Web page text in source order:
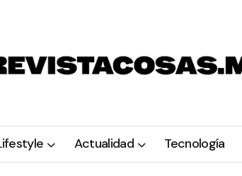
Actualidad Tecnología